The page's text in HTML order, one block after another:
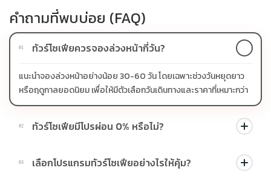
คำถามที่พบบ่อย (FAQ)
01 ทัวร์โซเฟียควรจองล่วงหน้ากี่วัน?
แนะนำจองล่วงหน้าอย่างน้อย 30-60 วัน โดยเฉพาะช่วงวันหยุดยาว
หรือฤดูกาลยอดนิยม เพื่อให้มีตัวเลือกวันเดินทางและราคาที่เหมาะกว่า
02 ทัวร์โซเฟียมีโปรผ่อน 0% หรือไม่?
บางโปรแกรมมีโปรผ่อน 0% หรือโปรโมชั่นบัตรเครดิตตามเงื่อนไขที่
บริษัทกำหนด สามารถดูสัญลักษณ์โปรโมชั่นในรายการทัวร์แต่ละ
03 เลือกโปรแกรมทัวร์โซเฟียอย่างไรให้คุ้ม?